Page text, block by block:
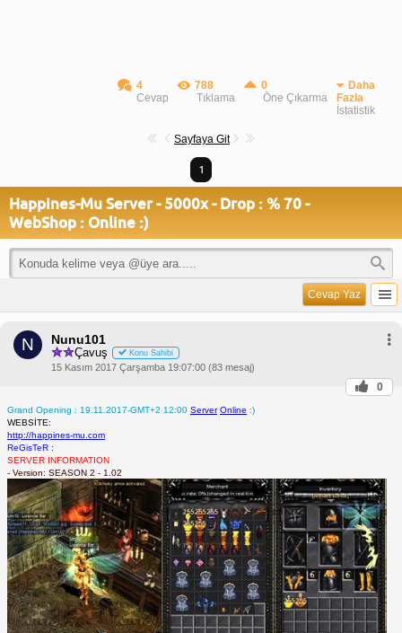
4
Cevap
788
Tıklama
0
Öne Çıkarma
Daha
Fazla
İstatistik
Sayfaya Git
1
Happines-Mu Server - 5000x - Drop : % 70 -
WebShop : Online :)
Cevap Yaz
N Nunu101
Çavuş Konu Sahibi
15 Kasım 2017 Çarşamba 19:07:00 (83 mesaj)
0
Grand Opening : 19.11.2017-GMT+2 12:00 Server Online :)
WEBSİTE:
http://happines-mu.com
ReGisTeR :
SERVER INFORMATION
- Version: SEASON 2 - 1.02